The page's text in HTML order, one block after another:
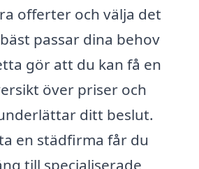
offerter och välja det
passar dina behov
gör att du kan få en
över priser och
ditt beslut.
en städfirma får du
till specialiserade